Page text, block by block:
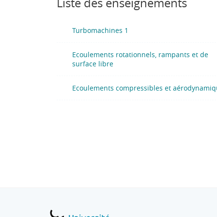
Turbomachines 1
Ecoulements rotationnels, rampants et de
surface libre
Ecoulements compressibles et